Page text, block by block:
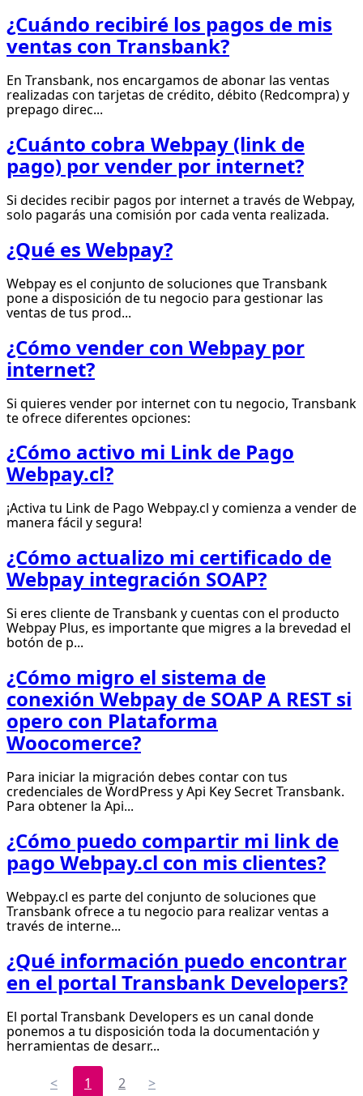
¿Cuándo recibiré los pagos de mis
ventas con Transbank?
En Transbank, nos encargamos de abonar las ventas
realizadas con tarjetas de crédito, débito (Redcompra) y
prepago direc...
¿Cuánto cobra Webpay (link de
pago) por vender por internet?
Si decides recibir pagos por internet a través de Webpay,
solo pagarás una comisión por cada venta realizada.
¿Qué es Webpay?
Webpay es el conjunto de soluciones que Transbank
pone a disposición de tu negocio para gestionar las
ventas de tus prod...
¿Cómo vender con Webpay por
internet?
Si quieres vender por internet con tu negocio, Transbank
te ofrece diferentes opciones:
¿Cómo activo mi Link de Pago
Webpay.cl?
¡Activa tu Link de Pago Webpay.cl y comienza a vender de
manera fácil y segura!
¿Cómo actualizo mi certificado de
Webpay integración SOAP?
Si eres cliente de Transbank y cuentas con el producto
Webpay Plus, es importante que migres a la brevedad el
botón de p...
¿Cómo migro el sistema de
conexión Webpay de SOAP A REST si
opero con Plataforma
Woocomerce?
Para iniciar la migración debes contar con tus
credenciales de WordPress y Api Key Secret Transbank.
Para obtener la Api...
¿Cómo puedo compartir mi link de
pago Webpay.cl con mis clientes?
Webpay.cl es parte del conjunto de soluciones que
Transbank ofrece a tu negocio para realizar ventas a
través de interne...
¿Qué información puedo encontrar
en el portal Transbank Developers?
El portal Transbank Developers es un canal donde
ponemos a tu disposición toda la documentación y
herramientas de desarr...
< 1 2 >